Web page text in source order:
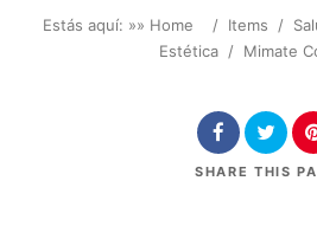
Estás aquí: »» Home / Items /
Estética / Mimate
SHARE THIS